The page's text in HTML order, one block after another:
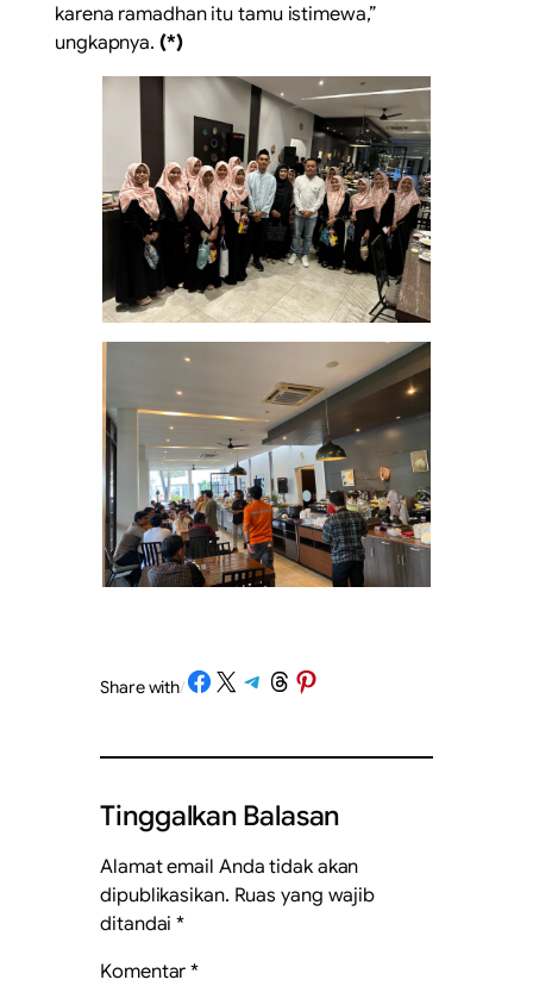
karena ramadhan itu tamu istimewa,”
ungkapnya. (*)
Share with/Share on Facebook
Share on X Share on Telegram
Share on Threads
Share on Pinterest
Tinggalkan Balasan
Alamat email Anda tidak akan
dipublikasikan. Ruas yang wajib
ditandai*
Komentar*